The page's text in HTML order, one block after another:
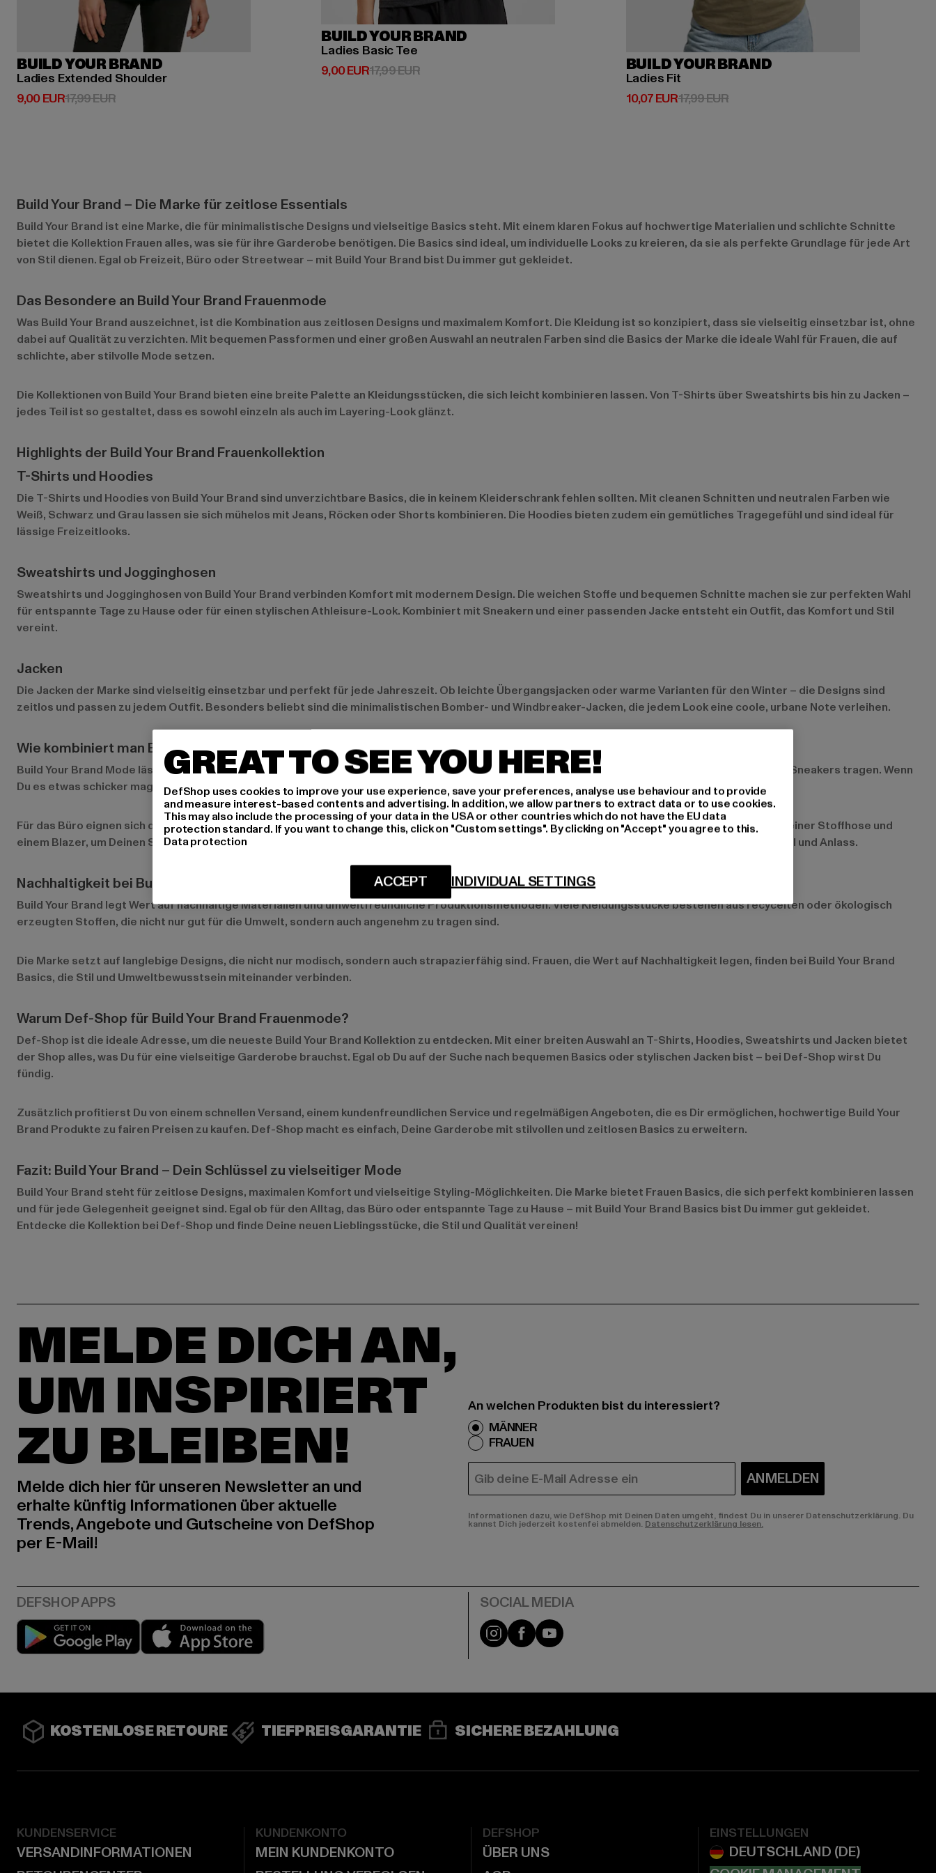
BUILD YOUR BRAND
Ladies Extended Shoulder
9,00 EUR
Derzeitiger Preis: 9,00 EUR
17,99 EURAktionspreis: 17,99 EUR
BUILD YOUR BRAND
Ladies Basic Tee
9,00 EUR
Derzeitiger Preis: 9,00 EUR
17,99 EURAktionspreis: 17,99 EUR BUILD YOUR BRAND
Ladies Fit
10,07 EUR
Derzeitiger Preis: 10,07 EUR
17,99 EURAktionspreis: 17,99 EUR
Build Your Brand – Die Marke für zeitlose Essentials
Build Your Brand ist eine Marke, die für minimalistische Designs und vielseitige Basics steht. Mit einem klaren Fokus auf hochwertige Materialien und schlichte Schnitte
bietet die Kollektion Frauen alles, was sie für ihre Garderobe benötigen. Die Basics sind ideal, um individuelle Looks zu kreieren, da sie als perfekte Grundlage für jede Art
von Stil dienen. Egal ob Freizeit, Büro oder Streetwear – mit Build Your Brand bist Du immer gut gekleidet.
Das Besondere an Build Your Brand Frauenmode
Was Build Your Brand auszeichnet, ist die Kombination aus zeitlosen Designs und maximalem Komfort. Die Kleidung ist so konzipiert, dass sie vielseitig einsetzbar ist, ohne
dabei auf Qualität zu verzichten. Mit bequemen Passformen und einer großen Auswahl an neutralen Farben sind die Basics der Marke die ideale Wahl für Frauen, die auf
schlichte, aber stilvolle Mode setzen.
Die Kollektionen von Build Your Brand bieten eine breite Palette an Kleidungsstücken, die sich leicht kombinieren lassen. Von T-Shirts über Sweatshirts bis hin zu Jacken –
jedes Teil ist so gestaltet, dass es sowohl einzeln als auch im Layering-Look glänzt.
Highlights der Build Your Brand Frauenkollektion
T-Shirts und Hoodies
Die T-Shirts und Hoodies von Build Your Brand sind unverzichtbare Basics, die in keinem Kleiderschrank fehlen sollten. Mit cleanen Schnitten und neutralen Farben wie
Weiß, Schwarz und Grau lassen sie sich mühelos mit Jeans, Röcken oder Shorts kombinieren. Die Hoodies bieten zudem ein gemütliches Tragegefühl und sind ideal für
lässige Freizeitlooks.
Sweatshirts und Jogginghosen
Sweatshirts und Jogginghosen von Build Your Brand verbinden Komfort mit modernem Design. Die weichen Stoffe und bequemen Schnitte machen sie zur perfekten Wahl
für entspannte Tage zu Hause oder für einen stylischen Athleisure-Look. Kombiniert mit Sneakern und einer passenden Jacke entsteht ein Outfit, das Komfort und Stil
vereint.
Jacken
Die Jacken der Marke sind vielseitig einsetzbar und perfekt für jede Jahreszeit. Ob leichte Übergangsjacken oder warme Varianten für den Winter – die Designs sind
zeitlos und passen zu jedem Outfit. Besonders beliebt sind die minimalistischen Bomber- und Windbreaker-Jacken, die jedem Look eine coole, urbane Note verleihen.
Wie kombiniert man Build Your Brand Mode?
Build Your Brand Mode lässt sich auf vielfältige Weise kombinieren. Für einen lässigen Freizeitlook kannst Du ein T-Shirt mit einer Jogginghose und Sneakers tragen. Wenn
Du es etwas schicker magst, kombiniere ein Sweatshirt mit einer High-Waist-Jeans und einer Lederjacke.
Für das Büro eignen sich die schlichten T-Shirts und Sweatshirts hervorragend als Basis für einen modernen Business-Casual-Look. Trage sie mit einer Stoffhose und
einem Blazer, um Deinen Stil zu unterstreichen. Mit Build Your Brand Basics sind Deiner Kreativität keine Grenzen gesetzt – sie passen zu jedem Stil und Anlass.
Nachhaltigkeit bei Build Your Brand
Build Your Brand legt Wert auf nachhaltige Materialien und umweltfreundliche Produktionsmethoden. Viele Kleidungsstücke bestehen aus recycelten oder ökologisch
erzeugten Stoffen, die nicht nur gut für die Umwelt, sondern auch angenehm zu tragen sind.
Die Marke setzt auf langlebige Designs, die nicht nur modisch, sondern auch strapazierfähig sind. Frauen, die Wert auf Nachhaltigkeit legen, finden bei Build Your Brand
Basics, die Stil und Umweltbewusstsein miteinander verbinden.
Warum Def-Shop für Build Your Brand Frauenmode?
Def-Shop ist die ideale Adresse, um die neueste Build Your Brand Kollektion zu entdecken. Mit einer breiten Auswahl an T-Shirts, Hoodies, Sweatshirts und Jacken bietet
der Shop alles, was Du für eine vielseitige Garderobe brauchst. Egal ob Du auf der Suche nach bequemen Basics oder stylischen Jacken bist – bei Def-Shop wirst Du
fündig.
Zusätzlich profitierst Du von einem schnellen Versand, einem kundenfreundlichen Service und regelmäßigen Angeboten, die es Dir ermöglichen, hochwertige Build Your
Brand Produkte zu fairen Preisen zu kaufen. Def-Shop macht es einfach, Deine Garderobe mit stilvollen und zeitlosen Basics zu erweitern.
Fazit: Build Your Brand – Dein Schlüssel zu vielseitiger Mode
Build Your Brand steht für zeitlose Designs, maximalen Komfort und vielseitige Styling-Möglichkeiten. Die Marke bietet Frauen Basics, die sich perfekt kombinieren lassen
und für jede Gelegenheit geeignet sind. Egal ob für den Alltag, das Büro oder entspannte Tage zu Hause – mit Build Your Brand Basics bist Du immer gut gekleidet.
Entdecke die Kollektion bei Def-Shop und finde Deine neuen Lieblingsstücke, die Stil und Qualität vereinen!
MELDE DICH AN,
UM INSPIRIERT
ZU BLEIBEN!
Melde dich hier für unseren Newsletter an und
erhalte künftig Informationen über aktuelle
Trends, Angebote und Gutscheine von DefShop
per E-Mail!
An welchen Produkten bist du interessiert?
MÄNNER
FRAUEN
E-MAIL ANMELDEN
Informationen dazu, wie DefShop mit Deinen Daten umgeht, findest Du in unserer Datenschutzerklärung. Du
kannst Dich jederzeit kostenfei abmelden. Datenschutzerklärung lesen.
Play market Instagram
FacebookYouTube
KOSTENLOSE RETOURE TIEFPREISGARANTIE SICHERE BEZAHLUNG
KUNDENSERVICE
VERSANDINFORMATIONEN
KUNDENKONTO
MEIN KUNDENKONTO
DEFSHOP
ÜBER UNS
EINSTELLUNGEN
GREAT TO SEE YOU HERE!
DefShop uses cookies to improve your use experience, save your preferences, analyse use behaviour and to provide
and measure interest-based contents and advertising. In addition, we allow partners to extract data or to use cookies.
This may also include the processing of your data in the USA or other countries which do not have the EU data
protection standard. If you want to change this, click on "Custom settings". By clicking on "Accept" you agree to this.
Data protection
INDIVIDUAL SETTINGS
ACCEPT